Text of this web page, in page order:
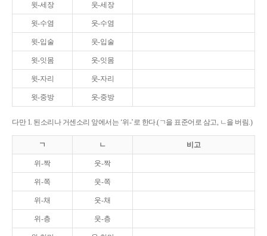
윗-세장 웃-세장
윗-수염 웃-수염
윗-입술 웃-입술
윗-잇몸 웃-잇몸
윗-자리 웃-자리
윗-중방 웃-중방
다만 1. 된소리나 거센소리 앞에서는 ‘위-’로 한다.(ㄱ을 표준어로 삼고, ㄴ을 버림.)
ㄱ ㄴ 비고
위-짝 웃-짝
위-쪽 웃-쪽
위-채 웃-채
위-층 웃-층